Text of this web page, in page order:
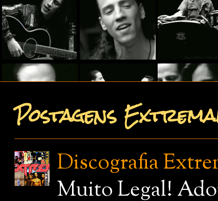
Postagens
Discografia
Muito Legal!